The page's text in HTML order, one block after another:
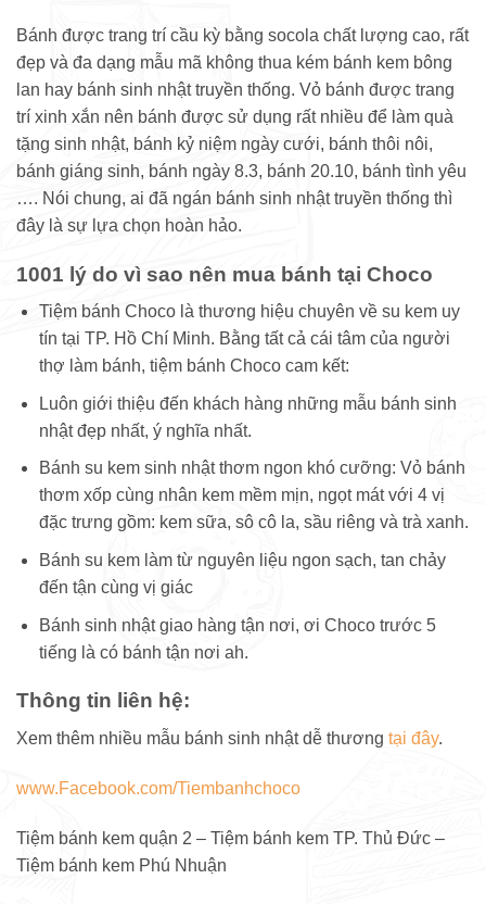
Bánh được trang trí cầu kỳ bằng socola chất lượng cao, rất
đẹp và đa dạng mẫu mã không thua kém bánh kem bông
lan hay bánh sinh nhật truyền thống. Vỏ bánh được trang
trí xinh xắn nên bánh được sử dụng rất nhiều để làm quà
tặng sinh nhật, bánh kỷ niệm ngày cưới, bánh thôi nôi,
bánh giáng sinh, bánh ngày 8.3, bánh 20.10, bánh tình yêu
…. Nói chung, ai đã ngán bánh sinh nhật truyền thống thì
đây là sự lựa chọn hoàn hảo.
1001 lý do vì sao nên mua bánh tại Choco
Tiệm bánh Choco là thương hiệu chuyên về su kem uy
tín tại TP. Hồ Chí Minh. Bằng tất cả cái tâm của người
thợ làm bánh, tiệm bánh Choco cam kết:
Luôn giới thiệu đến khách hàng những mẫu bánh sinh
nhật đẹp nhất, ý nghĩa nhất.
Bánh su kem sinh nhật thơm ngon khó cưỡng: Vỏ bánh
thơm xốp cùng nhân kem mềm mịn, ngọt mát với 4 vị
đặc trưng gồm: kem sữa, sô cô la, sầu riêng và trà xanh.
Bánh su kem làm từ nguyên liệu ngon sạch, tan chảy
đến tận cùng vị giác
Bánh sinh nhật giao hàng tận nơi, ơi Choco trước 5
tiếng là có bánh tận nơi ah.
Thông tin liên hệ:
Xem thêm nhiều mẫu bánh sinh nhật dễ thương tại đây.
www.Facebook.com/Tiembanhchoco
Tiệm bánh kem quận 2 – Tiệm bánh kem TP. Thủ Đức –
Tiệm bánh kem Phú Nhuận